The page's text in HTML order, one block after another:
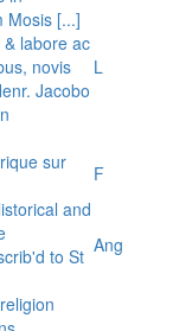
Mosis [...]
labore ac
novis
Jacobo
L
sur
F
and
to St Ang